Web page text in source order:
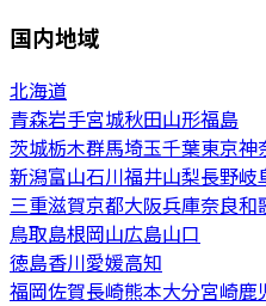
国内地域
北海道
青森岩手宮城秋田山形福島
茨城栃木群馬埼玉千葉東京神
新潟富山石川福井山梨長野岐
三重滋賀京都大阪兵庫奈良和
鳥取島根岡山広島山口
徳島香川愛媛高知
福岡佐賀長崎熊本大分宮崎鹿